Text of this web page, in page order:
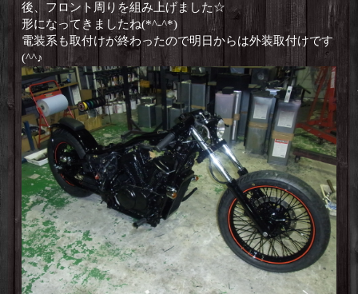
後、フロント周りを組み上げました☆
形になってきましたね(*^-^*)
電装系も取付けが終わったので明日からは外装取付けです
(^^♪